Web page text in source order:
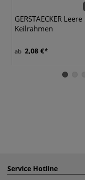
GERSTAECKER Leere
Keilrahmen
ab 2,08 €
Service Hotline